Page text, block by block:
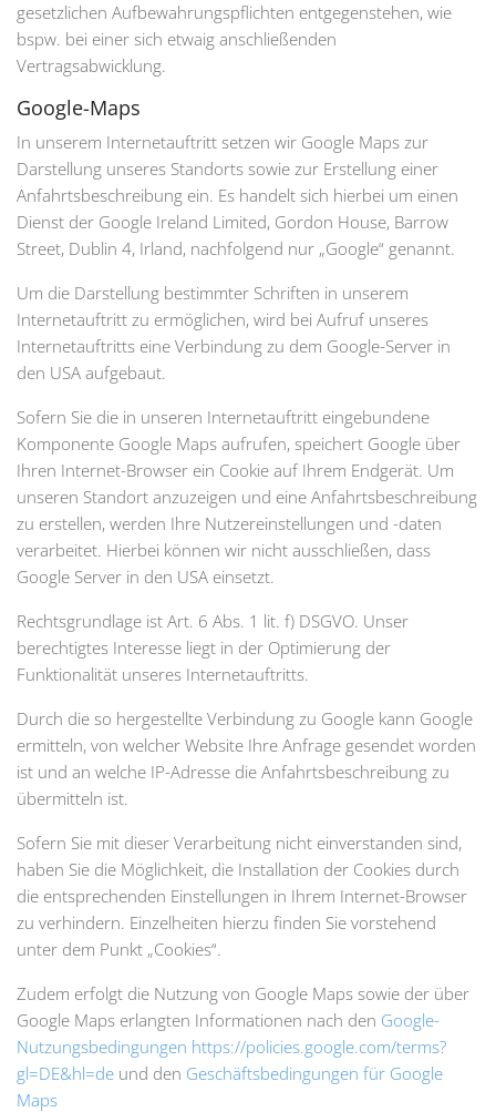
gesetzlichen Aufbewahrungspflichten entgegenstehen, wie
bspw. bei einer sich etwaig anschließenden
Vertragsabwicklung.
Google-Maps
In unserem Internetauftritt setzen wir Google Maps zur
Darstellung unseres Standorts sowie zur Erstellung einer
Anfahrtsbeschreibung ein. Es handelt sich hierbei um einen
Dienst der Google Ireland Limited, Gordon House, Barrow
Street, Dublin 4, Irland, nachfolgend nur „Google“ genannt.
Um die Darstellung bestimmter Schriften in unserem
Internetauftritt zu ermöglichen, wird bei Aufruf unseres
Internetauftritts eine Verbindung zu dem Google-Server in
den USA aufgebaut.
Sofern Sie die in unseren Internetauftritt eingebundene
Komponente Google Maps aufrufen, speichert Google über
Ihren Internet-Browser ein Cookie auf Ihrem Endgerät. Um
unseren Standort anzuzeigen und eine Anfahrtsbeschreibung
zu erstellen, werden Ihre Nutzereinstellungen und -daten
verarbeitet. Hierbei können wir nicht ausschließen, dass
Google Server in den USA einsetzt.
Rechtsgrundlage ist Art. 6 Abs. 1 lit. f) DSGVO. Unser
berechtigtes Interesse liegt in der Optimierung der
Funktionalität unseres Internetauftritts.
Durch die so hergestellte Verbindung zu Google kann Google
ermitteln, von welcher Website Ihre Anfrage gesendet worden
ist und an welche IP-Adresse die Anfahrtsbeschreibung zu
übermitteln ist.
Sofern Sie mit dieser Verarbeitung nicht einverstanden sind,
haben Sie die Möglichkeit, die Installation der Cookies durch
die entsprechenden Einstellungen in Ihrem Internet-Browser
zu verhindern. Einzelheiten hierzu finden Sie vorstehend
unter dem Punkt „Cookies“.
Zudem erfolgt die Nutzung von Google Maps sowie der über
Google Maps erlangten Informationen nach den Google-
Nutzungsbedingungen https://policies.google.com/terms?
gl=DE&hl=de und den Geschäftsbedingungen für Google
Maps